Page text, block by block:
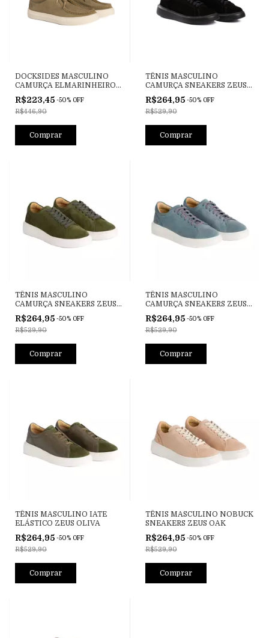
DOCKSIDES MASCULINO
CAMURÇA ELMARINHEIRO
CAQUI
R$223,45 -50% OFF
R$446,90
Comprar
TÊNIS MASCULINO
CAMURÇA SNEAKERS ZEUS
PRETO
R$264,95 -50% OFF
R$529,90
Comprar
TÊNIS MASCULINO
CAMURÇA SNEAKERS ZEUS
ESMERALDA
R$264,95 -50% OFF
R$529,90
Comprar
TÊNIS MASCULINO
CAMURÇA SNEAKERS ZEUS
JEANS
R$264,95 -50% OFF
R$529,90
Comprar
TÊNIS MASCULINO IATE
ELÁSTICO ZEUS OLIVA
R$264,95 -50% OFF
R$529,90
Comprar
TÊNIS MASCULINO NOBUCK
SNEAKERS ZEUS OAK
R$264,95 -50% OFF
R$529,90
Comprar